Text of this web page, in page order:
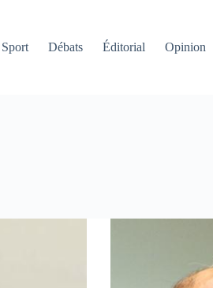
Sport Débats Éditorial Opinion